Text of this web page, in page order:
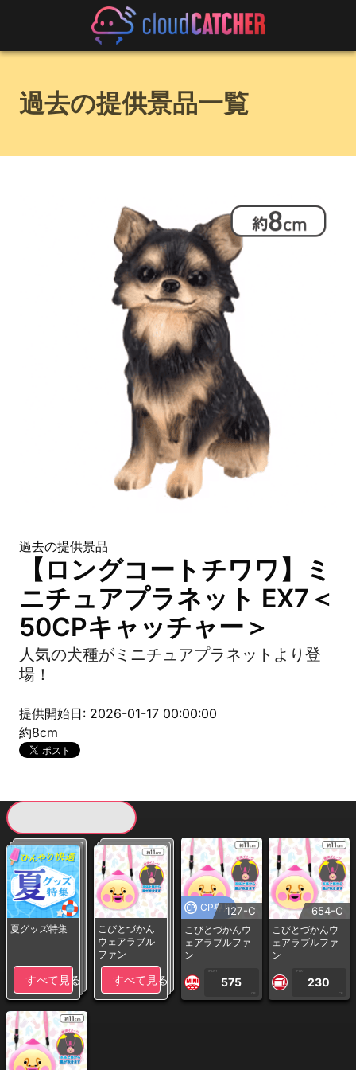
過去の提供景品一覧
過去の提供景品
【ロングコートチワワ】ミ
ニチュアプラネット EX7＜
50CPキャッチャー＞
人気の犬種がミニチュアプラネットより登
場！
提供開始日: 2026-01-17 00:00:00
約8cm
夏グッズ特集
すべて見る
こびとづかん
ウェアラブル
ファン
すべて見る
CP専用127-C
こびとづかんウ
ェアラブルファ
ン
1PLAY
575
CP
654-C
こびとづかんウ
ェアラブルファ
ン
1PLAY
230
CP